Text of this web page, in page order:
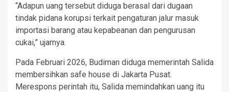
“Adapun uang tersebut diduga berasal dari dugaan
tindak pidana korupsi terkait pengaturan jalur masuk
importasi barang atau kepabeanan dan pengurusan
cukai,” ujarnya.
Pada Februari 2026, Budiman diduga memerintah Salida
membersihkan safe house di Jakarta Pusat.
Merespons perintah itu, Salida memindahkan uang itu